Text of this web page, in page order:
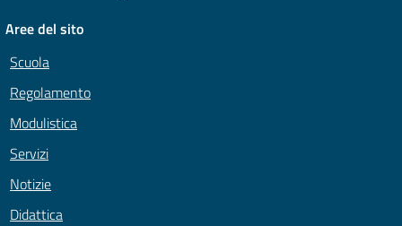
Aree del sito
Scuola
Regolamento
Modulistica
Servizi
Notizie
Didattica